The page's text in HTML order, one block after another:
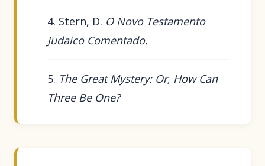
Stern, D. O Novo Testamento
Judaico Comentado.
The Great Mystery: Or, How Can
Three Be One?